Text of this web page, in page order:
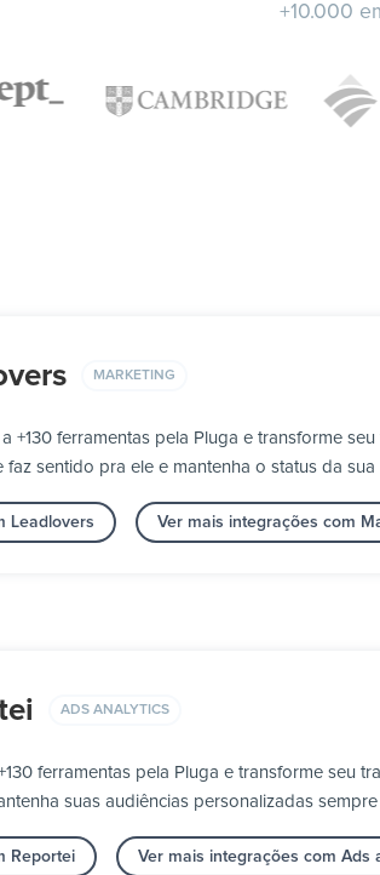
+10.000
MARKETING
+130 ferramentas pela Pluga e transforme
sentido pra ele e mantenha o status da
Leadlovers Ver mais integrações com
ADS ANALYTICS
ferramentas pela Pluga e transforme seu
suas audiências personalizadas
Reportei Ver mais integrações com Ads